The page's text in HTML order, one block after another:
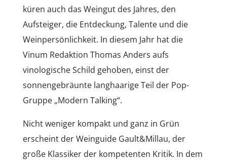
küren auch das Weingut des Jahres, den
Aufsteiger, die Entdeckung, Talente und die
Weinpersönlichkeit. In diesem Jahr hat die
Vinum Redaktion Thomas Anders aufs
vinologische Schild gehoben, einst der
sonnengebräunte langhaarige Teil der Pop-
Gruppe „Modern Talking“.
Nicht weniger kompakt und ganz in Grün
erscheint der Weinguide Gault&Millau, der
große Klassiker der kompetenten Kritik. In dem